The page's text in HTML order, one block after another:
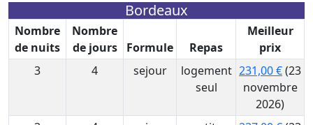
Bordeaux
Nombre
de nuits
Nombre
de jours
Formule Repas
Meilleur
prix
3
4 sejour
logement
seul
231,00 €(23
novembre
2026)